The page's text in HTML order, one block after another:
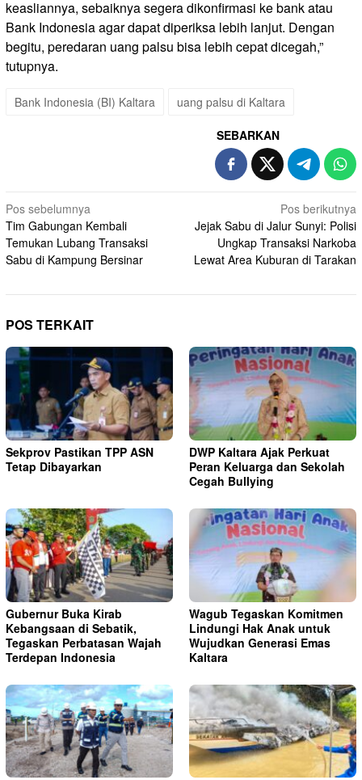
keasliannya, sebaiknya segera dikonfirmasi ke bank atau
Bank Indonesia agar dapat diperiksa lebih lanjut. Dengan
begitu, peredaran uang palsu bisa lebih cepat dicegah,”
tutupnya.
Bank Indonesia (BI) Kaltara uang palsu di Kaltara
SEBARKAN
Navigasi
pos
Pos sebelumnya
Tim Gabungan Kembali
Temukan Lubang Transaksi
Sabu di Kampung Bersinar
Pos berikutnya
Jejak Sabu di Jalur Sunyi: Polisi
Ungkap Transaksi Narkoba
Lewat Area Kuburan di Tarakan
POS TERKAIT
Sekprov Pastikan TPP ASN
Tetap Dibayarkan
DWP Kaltara Ajak Perkuat
Peran Keluarga dan Sekolah
Cegah Bullying
Gubernur Buka Kirab
Kebangsaan di Sebatik,
Tegaskan Perbatasan Wajah
Terdepan Indonesia
Wagub Tegaskan Komitmen
Lindungi Hak Anak untuk
Wujudkan Generasi Emas
Kaltara